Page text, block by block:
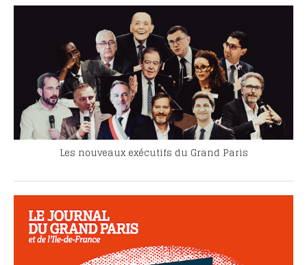
Les nouveaux exécutifs du Grand Paris